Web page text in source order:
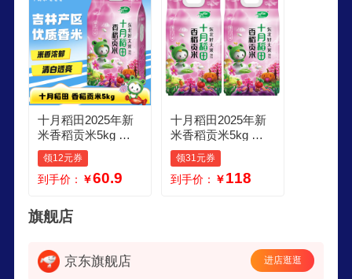
营，被业内誉为中国农产品行业具活力和发展潜力
的企业之一。旗下主营产品有河套面粉、大米、五
谷杂粮等。
十月稻田2025年新
米香稻贡米5kg 寿
司香米 东北大米10
斤 1袋
领12元券
到手价： ￥60.9
十月稻田2025年新
米香稻贡米5kg 寿
司香米 东北大米10
斤 2袋
领31元券
到手价： ￥118
旗舰店
京东旗舰店 进店逛逛